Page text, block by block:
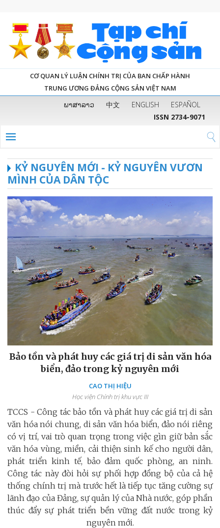
CƠ QUAN LÝ LUẬN CHÍNH TRỊ CỦA BAN CHẤP HÀNH
TRUNG ƯƠNG ĐẢNG CỘNG SẢN VIỆT NAM
ພາສາລາວ 中文 ENGLISH
ESPAÑOL
ISSN 2734-9071
KỶ NGUYÊN MỚI - KỶ NGUYÊN VƯƠN
MÌNH CỦA DÂN TỘC
Bảo tồn và phát huy các giá trị di sản văn hóa
biển, đảo trong kỷ nguyên mới
CAO THỊ HIỆU
Học viện Chính trị khu vực III
TCCS - Công tác bảo tồn và phát huy các giá trị di sản
văn hóa nói chung, di sản văn hóa biển, đảo nói riêng
có vị trí, vai trò quan trọng trong việc gìn giữ bản sắc
văn hóa vùng, miền, cải thiện sinh kế cho người dân,
phát triển kinh tế, bảo đảm quốc phòng, an ninh.
Công tác này đòi hỏi sự phối hợp đồng bộ của cả hệ
thống chính trị mà trước hết là tiếp tục tăng cường sự
lãnh đạo của Đảng, sự quản lý của Nhà nước, góp phần
thúc đẩy sự phát triển bền vững đất nước trong kỷ
nguyên mới.